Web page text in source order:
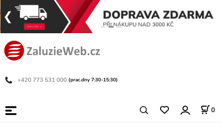
+420 773 531 000 (prac.dny 7:30-15:30)
0